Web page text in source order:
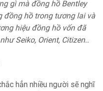
gì mà đồng hồ Bentley
đồng hồ trong tương lai và
hiệu đồng hồ vốn đã
Seiko, Orient, Citizen..
hẳn nhiều người sẽ nghĩ